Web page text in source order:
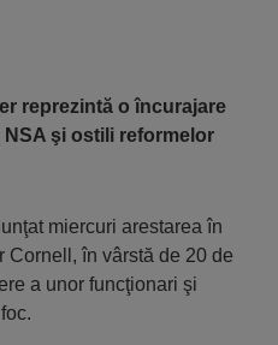
reprezintă o încurajare
şi ostili reformelor
miercuri arestarea în
Cornell, în vârstă de 20 de
a unor funcţionari şi